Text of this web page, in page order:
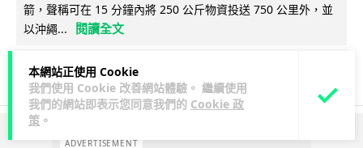
本網站正使用 Cookie
我們使用 Cookie 改善網站體驗。 繼續使用
我們的網站即表示您同意我們的 Cookie 政
策 。
箭，聲稱可在 15 分鐘內將 250 公斤物資投送 750 公里外，並
以沖繩...
閱讀全文
52 6↗ 分享
ADVERTISEMENT